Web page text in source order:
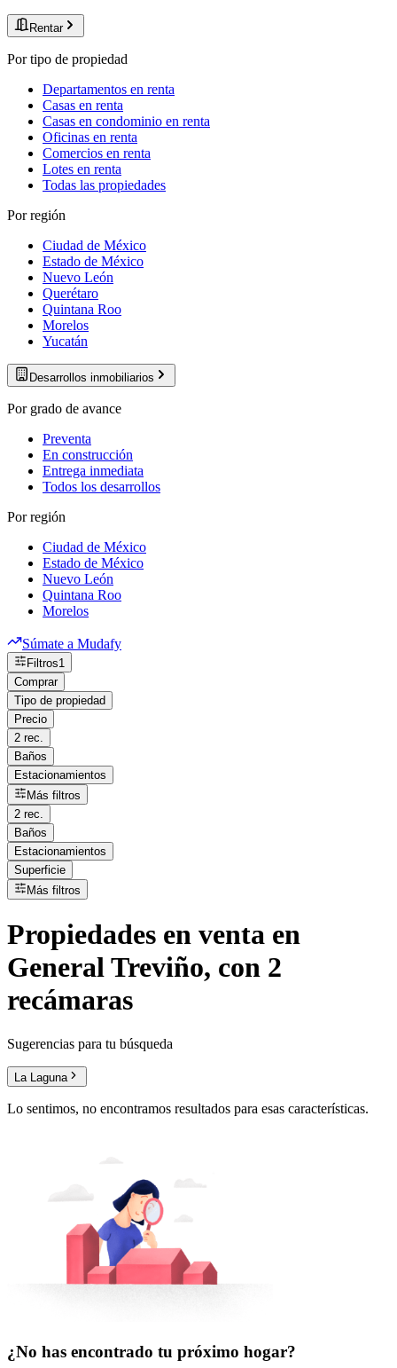
Rentar
Por tipo de propiedad
Departamentos en renta
Casas en renta
Casas en condominio en renta
Oficinas en renta
Comercios en renta
Lotes en renta
Todas las propiedades
Por región
Ciudad de México
Estado de México
Nuevo León
Querétaro
Quintana Roo
Morelos
Yucatán
Desarrollos inmobiliarios
Por grado de avance
Preventa
En construcción
Entrega inmediata
Todos los desarrollos
Por región
Ciudad de México
Estado de México
Nuevo León
Quintana Roo
Morelos
Súmate a Mudafy
Filtros1
Comprar
Tipo de propiedad
Precio
2 rec.
Baños
Estacionamientos
Más filtros
2 rec.
Baños
Estacionamientos
Superficie
Más filtros
Propiedades en venta en
General Treviño, con 2
recámaras
Sugerencias para tu búsqueda
La Laguna
Lo sentimos, no encontramos resultados para esas características.
¿No has encontrado tu próximo hogar?